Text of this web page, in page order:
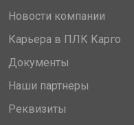
Новости компании
Карьера в ПЛК Карго
Документы
Наши партнеры
Реквизиты